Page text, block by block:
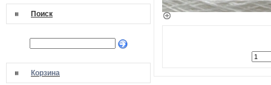
Поиск
Корзина